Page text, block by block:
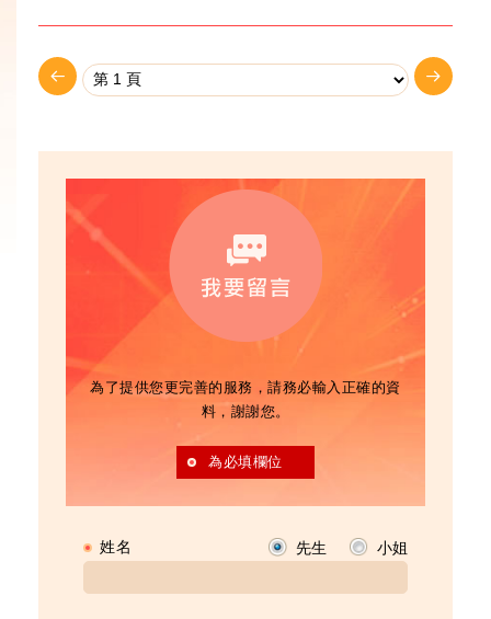
為了提供您更完善的服務，請務必輸入正確的資
料，謝謝您。
為必填欄位
姓名 先生 小姐